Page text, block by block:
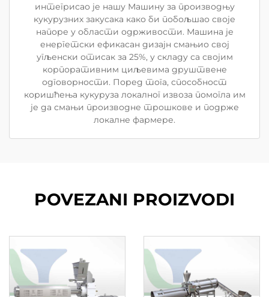
интегрисао је нашу Машину за производњу
кукурузних закусака како би побољшао своје
напоре у области одрживости. Машина је
енергетски ефикасан дизајн смањио свој
угљенски отисак за 25%, у складу са својим
корпоративним циљевима друштвене
одговорности. Поред тога, способност
коришћења кукуруза локалног извоза помогла им
је да смањи производне трошкове и подрже
локалне фармере.
POVEZANI PROIZVODI